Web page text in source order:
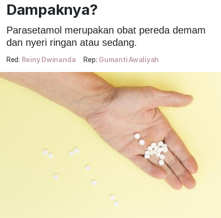
Dampaknya?
Parasetamol merupakan obat pereda demam
dan nyeri ringan atau sedang.
Red: Reiny Dwinanda Rep: Gumanti Awaliyah